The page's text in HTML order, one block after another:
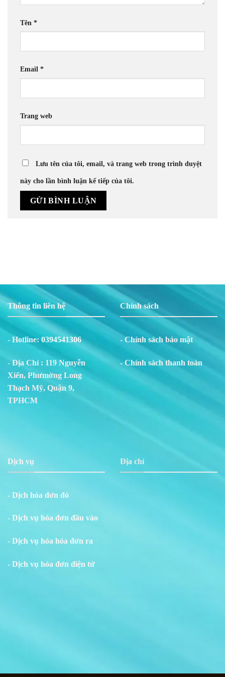
Tên *
Email *
Trang web
Lưu tên của tôi, email, và trang web trong trình duyệt
này cho lần bình luận kế tiếp của tôi.
Thông tin liên hệ
- Hotline: 0394541306
- Địa Chỉ : 119 Nguyễn
Xiển, Phưmờng Long
Thạch Mỹ, Quận 9,
TPHCM
Chính sách
- Chính sách bảo mật
- Chính sách thanh toán
Dịch vụ
- Dịch hóa đơn đỏ
- Dịch vụ hóa đơn đầu vào
- Dịch vụ hóa hóa đơn ra
- Dịch vụ hóa đơn điện tử
Địa chỉ